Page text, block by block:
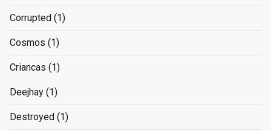
Corrupted (1)
Cosmos (1)
Criancas (1)
Deejhay (1)
Destroyed (1)